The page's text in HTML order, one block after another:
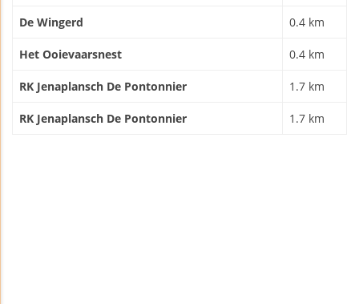
De Wingerd 0.4 km
Het Ooievaarsnest 0.4 km
RK Jenaplansch De Pontonnier 1.7 km
RK Jenaplansch De Pontonnier 1.7 km